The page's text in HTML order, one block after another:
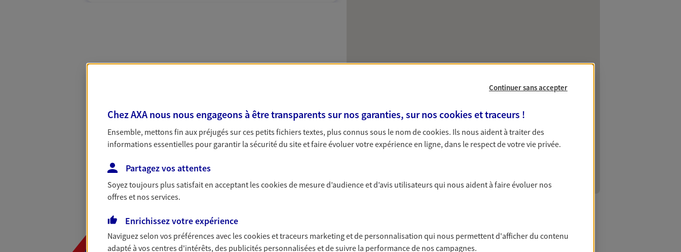
Continuer sans accepter
Chez AXA nous nous engageons à être transparents sur nos garanties, sur nos cookies et traceurs !
Ensemble, mettons fin aux préjugés sur ces petits fichiers textes, plus connus sous le nom decookies. Ils nous aident à traiter des
informations essentielles pour garantir la sécurité du site et faire évoluer votre expérience en ligne, dans le respect de votre vie privée.
Partagez vos attentes
Soyez toujours plus satisfait en acceptant lescookiesde mesure d’audience et d’avis utilisateurs qui nous aident à faire évoluer nos
offres et nos services.
Enrichissez votre expérience
Naviguez selon vos préférences avec lescookies et traceurs marketing et de personnalisation qui nous permettent d'afficher du contenu
adapté à vos centres d'intérêts, des publicités personnalisées et de suivre la performance de nos campagnes.